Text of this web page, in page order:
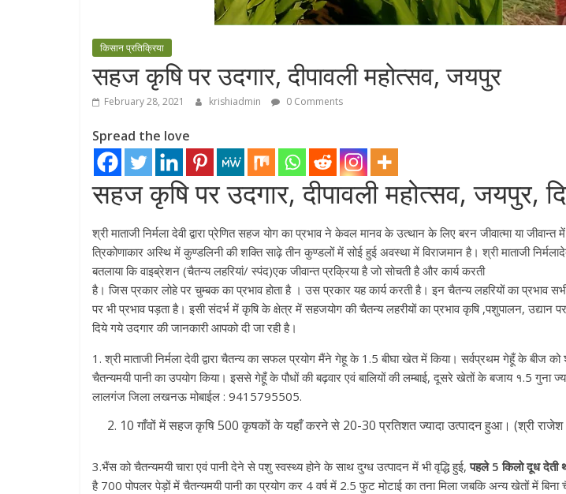
किसान प्रतिक्रिया
सहज कृषि पर उदगार, दीपावली महोत्सव, जयपुर
February 28, 2021 krishiadmin 0 Comments
Spread the love
सहज कृषि पर उदगार, दीपावली महोत्सव, जयपुर,
श्री माताजी निर्मला देवी द्वारा प्रेणित सहज योग का प्रभाव ने केवल मानव के उत्थान के लिए बरन जीवात्मा या
त्रिकोणाकार अस्थि में कुण्डलिनी की शक्ति साढ़े तीन कुण्डलों में सोई हुई अवस्था में विराजमान है। श्री माताजी
बतलाया कि वाइब्रेशन (चैतन्य लहरियां/ स्पंद)एक जीवान्त प्रक्रिया है जो सोचती है और कार्य करती
है। जिस प्रकार लोहे पर चुम्बक का प्रभाव होता है । उस प्रकार यह कार्य करती है। इन चैतन्य लहरियों का प्रभाव
पर भी प्रभाव पड़ता है। इसी संदर्भ में कृषि के क्षेत्र में सहजयोग की चैतन्य लहरीयों का प्रभाव कृषि ,पशुपालन,
दिये गये उदगार की जानकारी आपको दी जा रही है।
1. श्री माताजी निर्मला देवी द्वारा चैतन्य का सफल प्रयोग मैंने गेहू के 1.5 बीघा खेत में किया। सर्वप्रथम गेहूँ के
चैतन्यमयी पानी का उपयोग किया। इससे गेहूँ के पौधों की बढ़वार एवं बालियों की लम्बाई, दूसरे खेतों के बजाय १.5 गुना
लालगंज जिला लखनऊ मोबाईल : 9415795505.
10 गाँवों में सहज कृषि 500 कृषकों के यहाँ करने से 20-30 प्रतिशत ज्यादा उत्पादन हुआ। (श्री राजेश
3.भैंस को चैतन्यमयी चारा एवं पानी देने से पशु स्वस्थ्य होने के साथ दुग्ध उत्पादन में भी वृद्धि हुई,पहले 5 किलो दूध देती
है 700 पोपलर पेड़ों में चैतन्यमयी पानी का प्रयोग कर 4 वर्ष में 2.5 फुट मोटाई का तना मिला जबकि अन्य खेतों में